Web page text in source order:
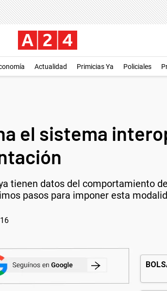
Actualidad Primicias Ya Policiales
el sistema
tienen datos del comportamiento
pasos para imponer esta